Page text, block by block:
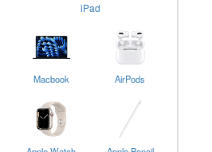
iPad
Macbook AirPods